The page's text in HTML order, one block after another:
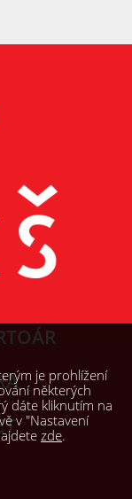
je prohlížení
některých
dáte kliknutím na
v "Nastavení
zde.